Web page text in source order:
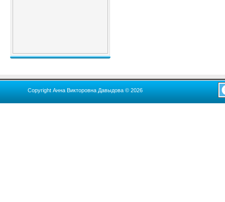
Copyright Анна Викторовна Давыдова © 2026